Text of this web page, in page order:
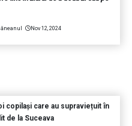
Nov 12, 2024
copilași care au supraviețuit în
de la Suceava